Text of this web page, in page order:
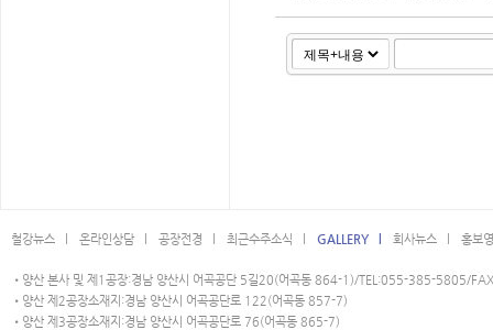
철강뉴스 l 온라인상담 l 공장전경 l 최근수주소식 l GALLERY l 회사뉴스 l 홍보
•양산 본사 및 제1공장:경남 양산시 어곡공단 5길20(어곡동 864-1)/TEL:055-385-5805/
•양산 제2공장소재지:경남 양산시 어곡공단로 122(어곡동 857-7)
•양산 제3공장소재지:경남 양산시 어곡공단로 76(어곡동 865-7)